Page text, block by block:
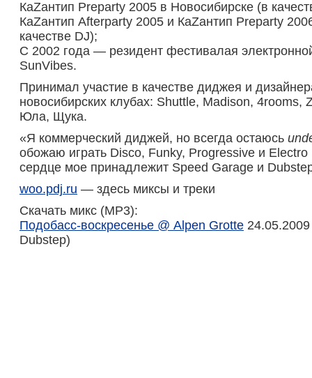
КаZантип Preparty 2005 в Новосибирске (в
КаZантип Afterparty 2005 и КаZантип Preparty
качестве DJ);
С 2002 года — резидент фестивалая
SunVibes.
Принимал участие в качестве диджея и
новосибирских клубах: Shuttle, Madison, 4rooms,
Юла, Щука.
«Я коммерческий диджей, но всегда остаюсь
обожаю играть Disco, Funky, Progressive и Electro
сердце мое принадлежит Speed Garage и
woo.pdj.ru — здесь миксы и треки
Скачать микс (MP3):
Подобасс-воскресенье @ Alpen Grotte
Dubstep)